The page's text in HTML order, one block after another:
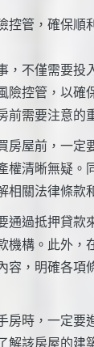
控管，確保順
，不僅需要投
險控管，以確
前需要注意的
房屋前，一定
權清晰無疑。
相關法律條款
通過抵押貸款
機構。此外，
容，明確各項
房時，一定要
解該房屋的建